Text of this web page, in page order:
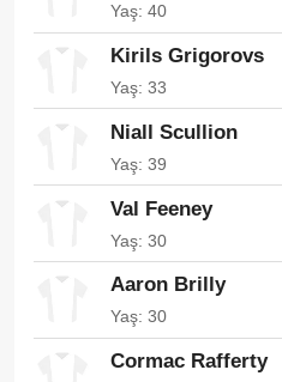
Yaş: 40
Kirils Grigorovs
Yaş: 33
Niall Scullion
Yaş: 39
Val Feeney
Yaş: 30
Aaron Brilly
Yaş: 30
Cormac Rafferty